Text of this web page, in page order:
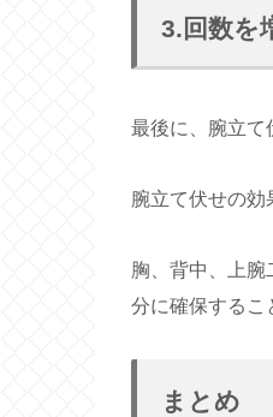
3.回数を
最後に、腕立て
腕立て伏せの効
胸、背中、上
分に確保するこ
まとめ